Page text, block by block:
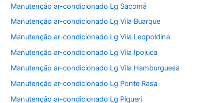
Manutenção ar-condicionado Lg Sacomã
Manutenção ar-condicionado Lg Vila Buarque
Manutenção ar-condicionado Lg Vila Leopoldina
Manutenção ar-condicionado Lg Vila Ipojuca
Manutenção ar-condicionado Lg Vila Hamburguesa
Manutenção ar-condicionado Lg Ponte Rasa
Manutenção ar-condicionado Lg Piqueri